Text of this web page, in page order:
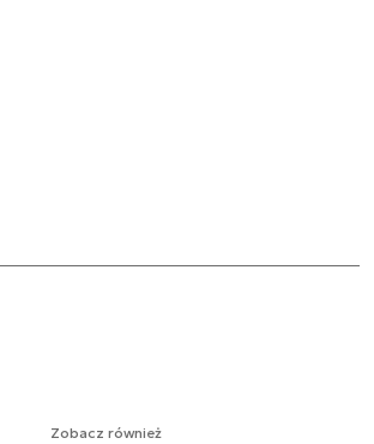
Zobacz również